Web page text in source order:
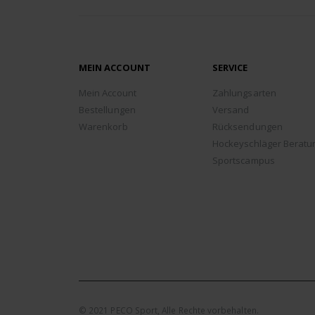
MEIN ACCOUNT
Mein Account
Bestellungen
Warenkorb
SERVICE
Zahlungsarten
Versand
Rücksendungen
Hockeyschläger
Sportscampus
© 2021 PECO Sport, Alle Rechte vorbehalten.